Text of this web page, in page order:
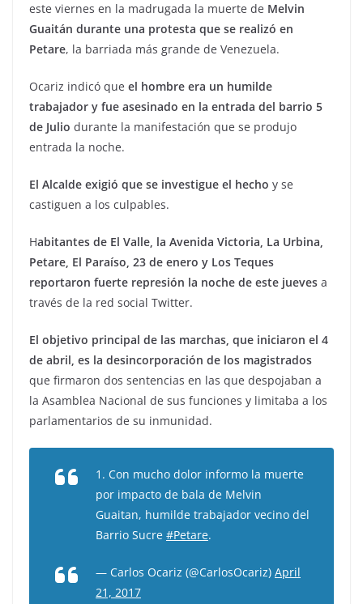
este viernes en la madrugada la muerte de Melvin
Guaitán durante una protesta que se realizó en
Petare, la barriada más grande de Venezuela.
Ocariz indicó que el hombre era un humilde
trabajador y fue asesinado en la entrada del barrio 5
de Julio durante la manifestación que se produjo
entrada la noche.
El Alcalde exigió que se investigue el hecho y se
castiguen a los culpables.
Habitantes de El Valle, la Avenida Victoria, La Urbina,
Petare, El Paraíso, 23 de enero y Los Teques
reportaron fuerte represión la noche de este jueves a
través de la red social Twitter.
El objetivo principal de las marchas, que iniciaron el 4
de abril, es la desincorporación de los magistrados
que firmaron dos sentencias en las que despojaban a
la Asamblea Nacional de sus funciones y limitaba a los
parlamentarios de su inmunidad.
1. Con mucho dolor informo la muerte
por impacto de bala de Melvin
Guaitan, humilde trabajador vecino del
Barrio Sucre #Petare.
— Carlos Ocariz (@CarlosOcariz) April
21, 2017